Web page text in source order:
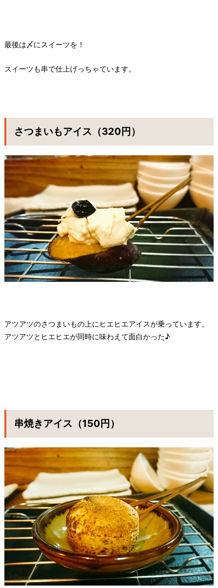
最後は〆にスイーツを！
スイーツも串で仕上げっちゃています。
さつまいもアイス（320円）
アツアツのさつまいもの上にヒエヒエアイスが乗っています。
アツアツとヒエヒエが同時に味わえて面白かった♪
串焼きアイス（150円）